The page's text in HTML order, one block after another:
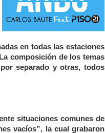
en todas las estaciones
composición de los temas
separado y otras, todos
situaciones comunes de
vacíos”, la cual grabaron